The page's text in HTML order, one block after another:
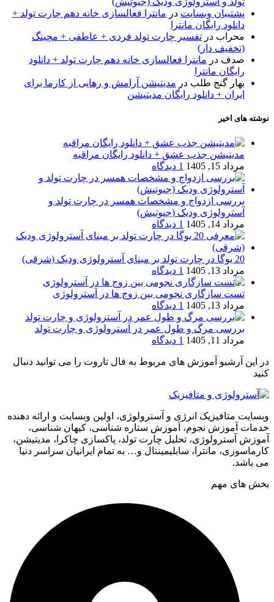
پشتیبان وبسایت در مانترا فعالسازی خانه دهم چارت تولد +
دانلود رایگان مانترا
محراب در تفسیر چارت تولد فردی + عاطفی + مچینگ
(تخفیف دار)
صدف در مانترا فعالسازی خانه دهم چارت تولد + دانلود
رایگان مانترا
بهار گنج طلب در مدیتیشن آرامش و رهایی از کارما برای
ایران + دانلود رایگان مدیتیشن
نوشته های اخیر
مدیتیشن جذب عشق + دانلود رایگان مراقبه
مرداد 15, 1405
1 دیدگاه
بررسی ازدواج و مشخصات همسر در چارت تولد و
آسترولوژی ودیک (جیوتیش)
مرداد 14, 1405
1 دیدگاه
20 یوگا در چارت تولد بر مبنای آسترولوژی ودیک (شرقی)
مرداد 13, 1405
1 دیدگاه
تست سازگاری نجومی بین زوج ها در آسترولوژی
مرداد 13, 1405
1 دیدگاه
بررسی مرگ و طول عمر در آسترولوژی و چارت تولد
مرداد 11, 1405
1 دیدگاه
در این آرشیو آموزش های مربوط به فال تاروت را می توانید دنبال
کنید
وبسایت متافیزیک انرژی و آسترولوژی، اولین وبسایت و ارائه دهنده
خدمات آموزش نجوم، آموزش ستاره شناسی، کیهان شناسی،
آموزش آسترولوژی، تحلیل چارت تولد، پاکسازی چاکرا، مدیتیشن،
کارماسوزی، مانترا، سابلیمینتال و… به تمام ایرانیان سراسر دنیا
می باشد.
بخش های مهم